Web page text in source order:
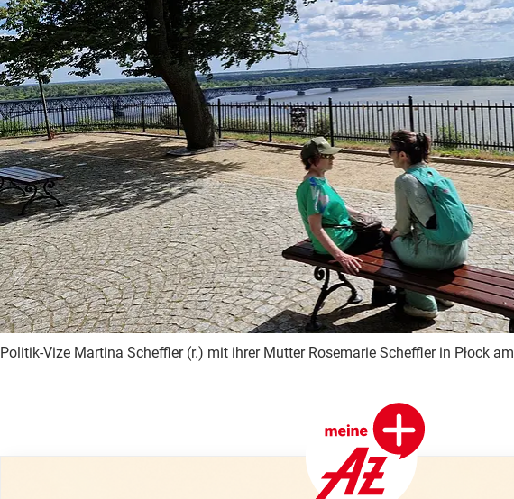
Politik-Vize Martina Scheffler (r.) mit ihrer Mutter Rosemarie Scheffler in Płock